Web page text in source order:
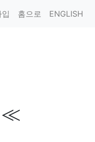
홈으로 ENGLISH
≪